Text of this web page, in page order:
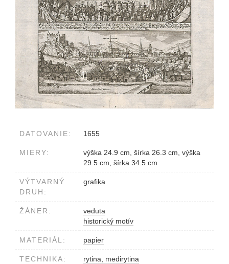
DATOVANIE: 1655
MIERY:
výška 24.9 cm, šírka 26.3 cm, výška
29.5 cm, šírka 34.5 cm
VÝTVARNÝ
DRUH:
grafika
ŽÁNER:
veduta
historický motív
MATERIÁL: papier
TECHNIKA: rytina, medirytina